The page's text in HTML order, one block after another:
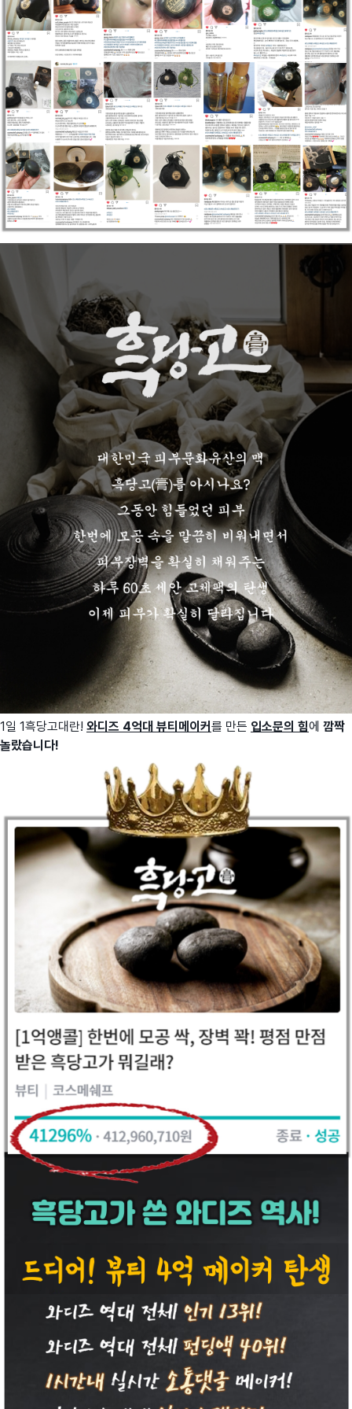
1일 1흑당고대란! 와디즈 4억대 뷰티메이커 를 만든 입소문의 힘에 깜짝
놀랐습니다!